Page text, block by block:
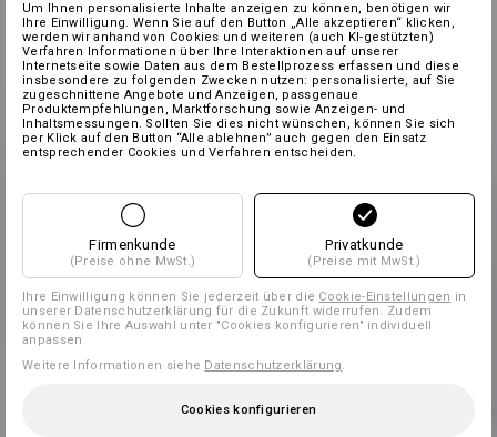
Um Ihnen personalisierte Inhalte anzeigen zu können, benötigen wir
Ihre Einwilligung. Wenn Sie auf den Button „Alle akzeptieren“ klicken,
werden wir anhand von Cookies und weiteren (auch KI-gestützten)
Verfahren Informationen über Ihre Interaktionen auf unserer
Internetseite sowie Daten aus dem Bestellprozess erfassen und diese
insbesondere zu folgenden Zwecken nutzen: personalisierte, auf Sie
zugeschnittene Angebote und Anzeigen, passgenaue
Produktempfehlungen, Marktforschung sowie Anzeigen- und
Inhaltsmessungen. Sollten Sie dies nicht wünschen, können Sie sich
per Klick auf den Button “Alle ablehnen” auch gegen den Einsatz
entsprechender Cookies und Verfahren entscheiden.
Firmenkunde
(Preise ohne MwSt.)
Privatkunde
(Preise mit MwSt.)
Ihre Einwilligung können Sie jederzeit über die Cookie-Einstellungen in
unserer Datenschutzerklärung für die Zukunft widerrufen. Zudem
können Sie Ihre Auswahl unter "Cookies konfigurieren" individuell
anpassen
Weitere Informationen siehe Datenschutzerklärung.
Cookies konfigurieren